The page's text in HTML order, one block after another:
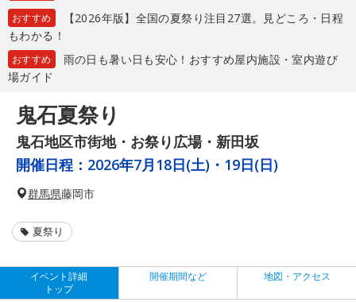
おすすめ
【2026年版】全国の夏祭り注目27選。見どころ・日程
もわかる！
おすすめ
雨の日も暑い日も安心！おすすめ屋内施設・室内遊び
場ガイド
鬼石夏祭り
鬼石地区市街地・お祭り広場・新田坂
開催日程： 2026年7月18日(土)・19日(日)
群馬県藤岡市
夏祭り
イベント詳細
トップ
開催期間など 地図・アクセス